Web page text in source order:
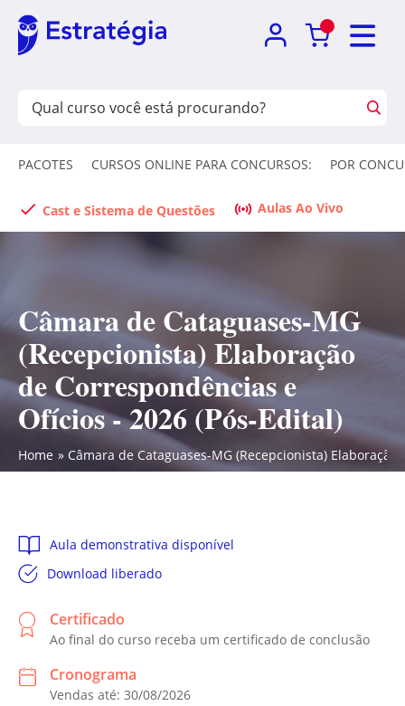
PACOTES CURSOS ONLINE PARA CONCURSOS: POR
Cast e Sistema de Questões Aulas Ao Vivo
Câmara de Cataguases-MG
(Recepcionista) Elaboração
de Correspondências e
Ofícios - 2026 (Pós-Edital)
Home Câmara de Cataguases-MG (Recepcionista)
Aula demonstrativa disponível
Download liberado
Certificado
Ao final do curso receba um certificado de conclusão
Cronograma
Vendas até: 30/08/2026